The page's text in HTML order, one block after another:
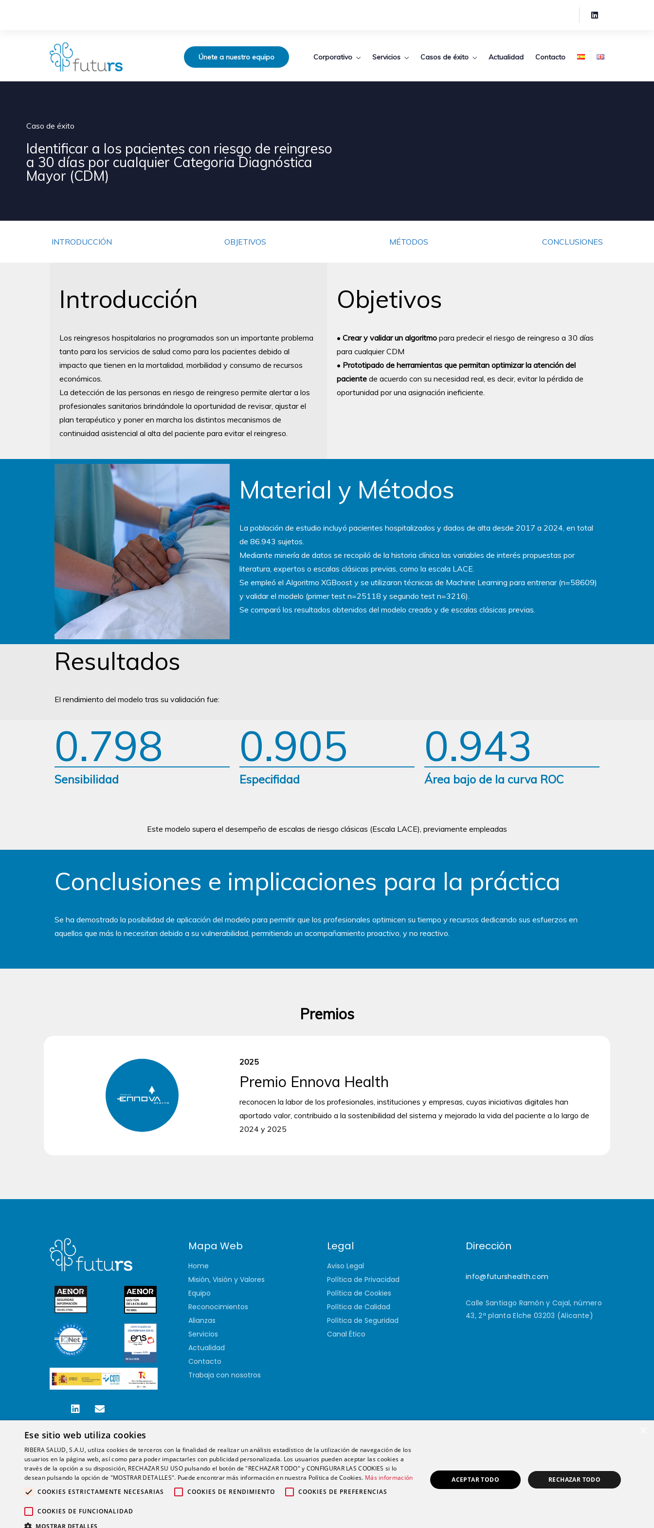
Únete a nuestro equipo Corporativo Servicios Casos de éxito Actualidad Contacto
Caso de éxito
Identificar a los pacientes con riesgo de reingreso
a 30 días por cualquier Categoria Diagnóstica
Mayor (CDM)
INTRODUCCIÓN OBJETIVOS MÉTODOS CONCLUSIONES
Introducción
Los reingresos hospitalarios no programados son un importante problema
tanto para los servicios de salud como para los pacientes debido al
impacto que tienen en la mortalidad, morbilidad y consumo de recursos
económicos.
La detección de las personas en riesgo de reingreso permite alertar a los
profesionales sanitarios brindándole la oportunidad de revisar, ajustar el
plan terapéutico y poner en marcha los distintos mecanismos de
continuidad asistencial al alta del paciente para evitar el reingreso.
Objetivos
• Crear y validar un algoritmo para predecir el riesgo de reingreso a 30 días
para cualquier CDM
• Prototipado de herramientas que permitan optimizar la atención del
paciente de acuerdo con su necesidad real, es decir, evitar la pérdida de
oportunidad por una asignación ineficiente.
Material y Métodos
La población de estudio incluyó pacientes hospitalizados y dados de alta desde 2017 a 2024, en total
de 86.943 sujetos.
Mediante minería de datos se recopiló de la historia clínica las variables de interés propuestas por
literatura, expertos o escalas clásicas previas, como la escala LACE.
Se empleó el Algoritmo XGBoost y se utilizaron técnicas de Machine Learning para entrenar (n=58609)
y validar el modelo (primer test n=25118 y segundo test n=3216).
Se comparó los resultados obtenidos del modelo creado y de escalas clásicas previas.
Resultados
El rendimiento del modelo tras su validación fue:
0.798
Sensibilidad
0.905
Especifidad
0.943
Área bajo de la curva ROC
Este modelo supera el desempeño de escalas de riesgo clásicas (Escala LACE), previamente empleadas
Conclusiones e implicaciones para la práctica
Se ha demostrado la posibilidad de aplicación del modelo para permitir que los profesionales optimicen su tiempo y recursos dedicando sus esfuerzos en
aquellos que más lo necesitan debido a su vulnerabilidad, permitiendo un acompañamiento proactivo, y no reactivo.
Premios
2025
Premio Ennova Health
reconocen la labor de los profesionales, instituciones y empresas, cuyas iniciativas digitales han
aportado valor, contribuido a la sostenibilidad del sistema y mejorado la vida del paciente a lo largo de
2024 y 2025
Mapa Web
Home
Misión, Visión y Valores
Equipo
Reconocimientos
Alianzas
Servicios
Actualidad
Contacto
Trabaja con nosotros
Legal
Aviso Legal
Política de Privacidad
Política de Cookies
Política de Calidad
Política de Seguridad
Canal Ético
Dirección
info@futurshealth.com
Calle Santiago Ramón y Cajal, número
43, 2ª planta Elche 03203 (Alicante)
English
Español
Copyright 2026. Futurs Health. v 4.0.
Ese sitio web utiliza cookies
RIBERA SALUD, S.A.U, utiliza cookies de terceros con la finalidad de realizar un análisis estadístico de la utilización de navegación de los
usuarios en la página web, así como para poder impactarles con publicidad personalizada. Los usuarios pueden aceptar las cookies a
través de la opción a su disposición, RECHAZAR SU USO pulsando el botón de "RECHAZAR TODO" y CONFIGURAR LAS COOKIES si lo
desean pulsando la opción de "MOSTRAR DETALLES". Puede encontrar más información en nuestra Política de Cookies. Más información
COOKIES ESTRICTAMENTE NECESARIAS
COOKIES DE RENDIMIENTO COOKIES DE PREFERENCIAS
COOKIES DE FUNCIONALIDAD
MOSTRAR DETALLES
ACEPTAR TODO RECHAZAR TODO